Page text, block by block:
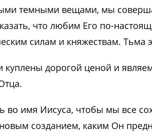
темными вещами, мы
что любим Его по-
силам и княжествам. Тьма
дорогой ценой и
во имя Иисуса, чтобы мы все
созданием, каким Он